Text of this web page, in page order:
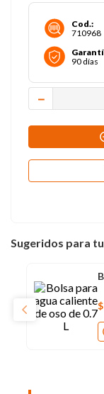
Cod.:
710968
90 días
－
Sugeridos para
$